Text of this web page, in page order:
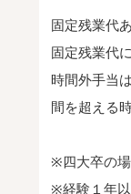
固定残業代
固定残業代
時間外手当
間を超える
※四大卒の
※経験１年